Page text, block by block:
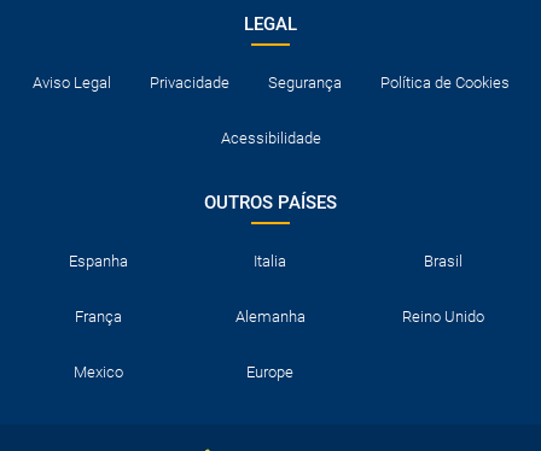
LEGAL
Aviso Legal Privacidade Segurança Política de Cookies
Acessibilidade
OUTROS PAÍSES
Espanha Italia Brasil
França Alemanha Reino Unido
Mexico Europe